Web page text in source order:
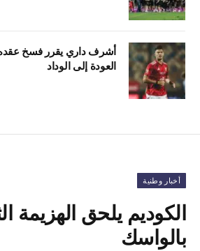
أشرف داري يقرر فسخ
العودة إلى الوداد
أخبار وطنية
الكوديم يلحق الهزيمة
بالواسك